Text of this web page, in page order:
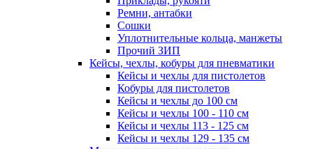
Ремни, антабки
Сошки
Уплотнительные кольца, манжеты
Прочий ЗИП
Кейсы, чехлы, кобуры для пневматики
Кейсы и чехлы для пистолетов
Кобуры для пистолетов
Кейсы и чехлы до 100 см
Кейсы и чехлы 100 - 110 см
Кейсы и чехлы 113 - 125 см
Кейсы и чехлы 129 - 135 см